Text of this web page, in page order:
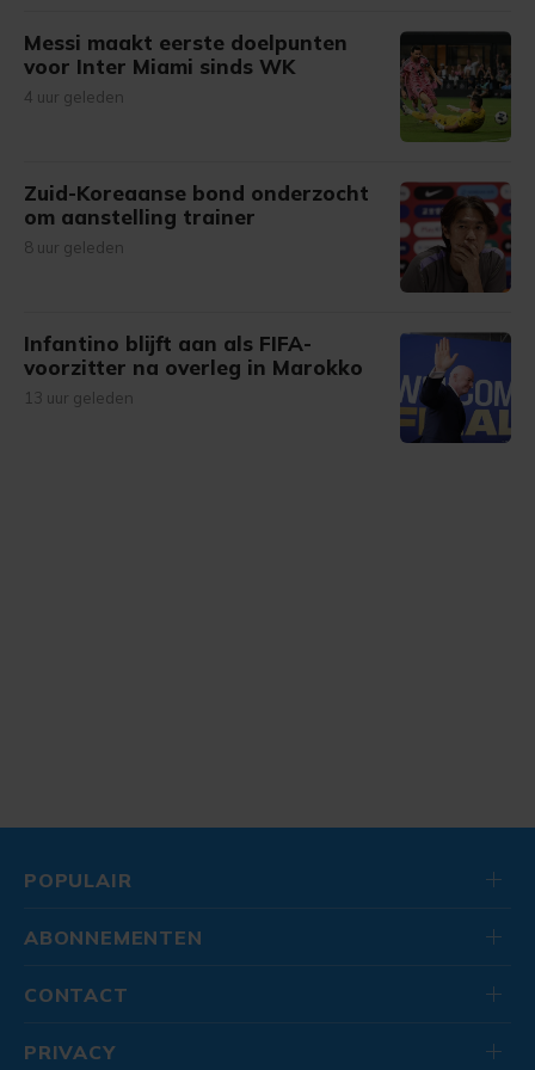
Messi maakt eerste doelpunten
voor Inter Miami sinds WK
4 uur geleden
Zuid-Koreaanse bond onderzocht
om aanstelling trainer
8 uur geleden
Infantino blijft aan als FIFA-
voorzitter na overleg in Marokko
13 uur geleden
POPULAIR
ABONNEMENTEN
CONTACT
PRIVACY